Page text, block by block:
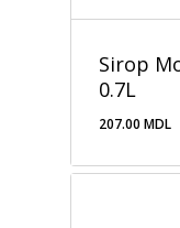
Sirop
0.7L
207.00 MDL